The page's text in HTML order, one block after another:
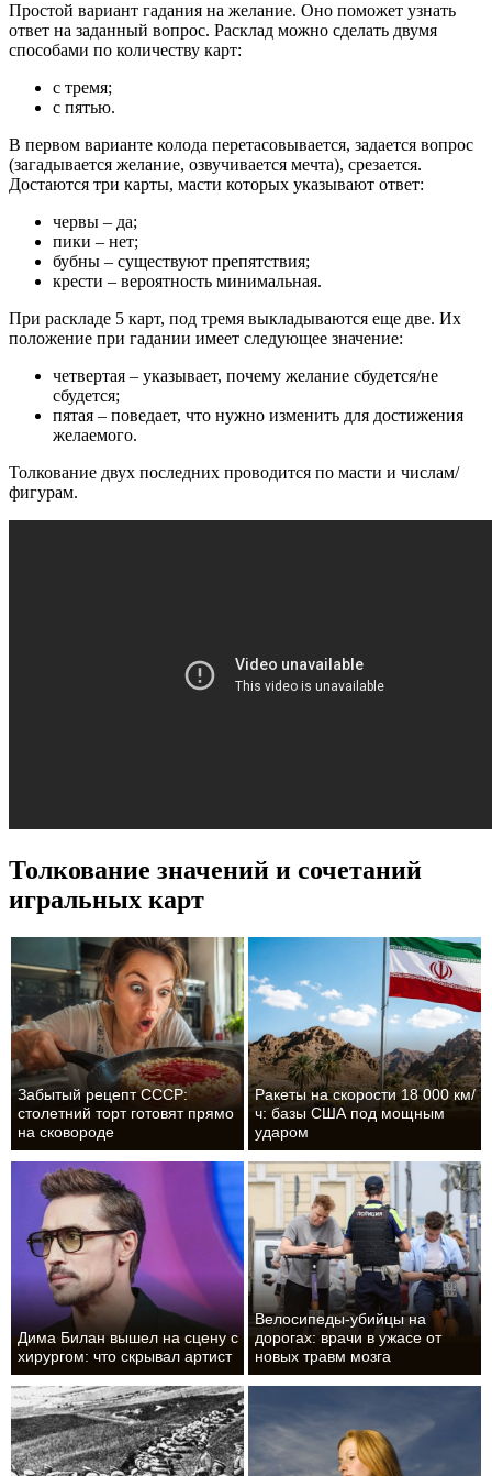
Простой вариант гадания на желание. Оно поможет узнать
ответ на заданный вопрос. Расклад можно сделать двумя
способами по количеству карт:
с тремя;
с пятью.
В первом варианте колода перетасовывается, задается вопрос
(загадывается желание, озвучивается мечта), срезается.
Достаются три карты, масти которых указывают ответ:
червы – да;
пики – нет;
бубны – существуют препятствия;
крести – вероятность минимальная.
При раскладе 5 карт, под тремя выкладываются еще две. Их
положение при гадании имеет следующее значение:
четвертая – указывает, почему желание сбудется/не
сбудется;
пятая – поведает, что нужно изменить для достижения
желаемого.
Толкование двух последних проводится по масти и числам/
фигурам.
Толкование значений и сочетаний
игральных карт
Забытый рецепт СССР:
столетний торт готовят прямо
на сковороде
Ракеты на скорости 18 000 км/
ч: базы США под мощным
ударом
Дима Билан вышел на сцену с
хирургом: что скрывал артист
Велосипеды-убийцы на
дорогах: врачи в ужасе от
новых травм мозга